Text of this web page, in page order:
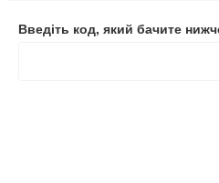
Введіть код, який бачите